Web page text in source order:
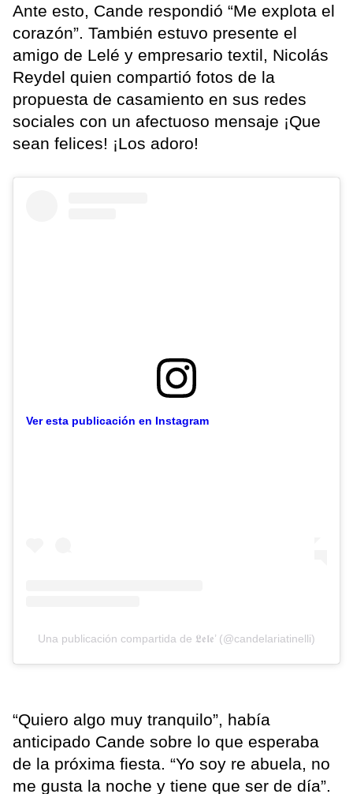
Ante esto, Cande respondió “Me explota el
corazón”. También estuvo presente el
amigo de Lelé y empresario textil, Nicolás
Reydel quien compartió fotos de la
propuesta de casamiento en sus redes
sociales con un afectuoso mensaje ¡Que
sean felices! ¡Los adoro!
Ver esta publicación en Instagram
Una publicación compartida de 𝕷𝖊𝖑𝖊’ (@candelariatinelli)
“Quiero algo muy tranquilo”, había
anticipado Cande sobre lo que esperaba
de la próxima fiesta. “Yo soy re abuela, no
me gusta la noche y tiene que ser de día”.